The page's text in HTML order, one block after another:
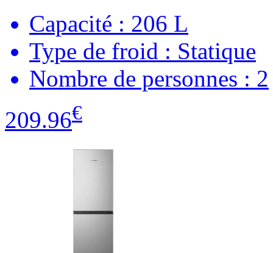
Capacité : 206 L
Type de froid : Statique
Nombre de personnes : 2
209.96€